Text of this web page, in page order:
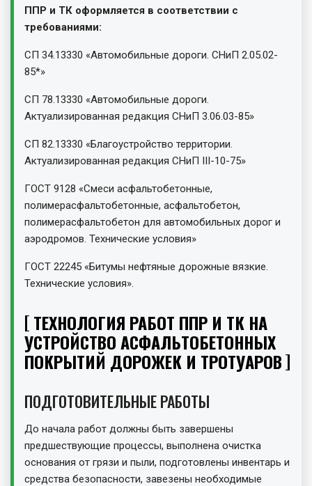
ППР и ТК оформляется в соответствии с
требованиями:
СП 34.13330 «Автомобильные дороги. СНиП 2.05.02-
85*»
СП 78.13330 «Автомобильные дороги.
Актуализированная редакция СНиП 3.06.03-85»
СП 82.13330 «Благоустройство территории.
Актуализированная редакция СНиП III-10-75»
ГОСТ 9128 «Смеси асфальтобетонные,
полимерасфальтобетонные, асфальтобетон,
полимерасфальтобетон для автомобильных дорог и
аэродромов. Технические условия»
ГОСТ 22245 «Битумы нефтяные дорожные вязкие.
Технические условия».
ТЕХНОЛОГИЯ РАБОТ ППР И ТК НА
УСТРОЙСТВО АСФАЛЬТОБЕТОННЫХ
ПОКРЫТИЙ ДОРОЖЕК И ТРОТУАРОВ
ПОДГОТОВИТЕЛЬНЫЕ РАБОТЫ
До начала работ должны быть завершены
предшествующие процессы, выполнена очистка
основания от грязи и пыли, подготовлены инвентарь и
средства безопасности, завезены необходимые